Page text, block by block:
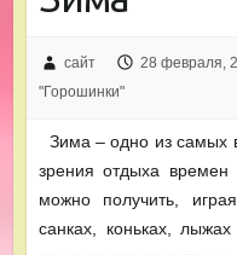
сайт 28 февраля,
"Горошинки"
Зима – одно из самых
зрения отдыха времен
можно получить,
санках, коньках,